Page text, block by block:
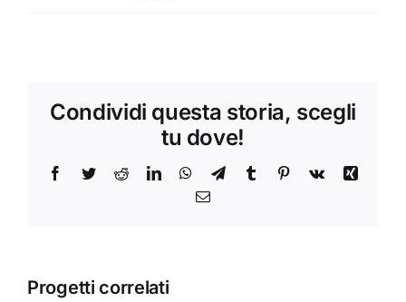
Condividi questa storia, scegli
tu dove!
Facebook
TwitterRedditLinkedInWhatsApp
TelegramTumblr Pinterest
Vk
Xing
Email
Progetti correlati